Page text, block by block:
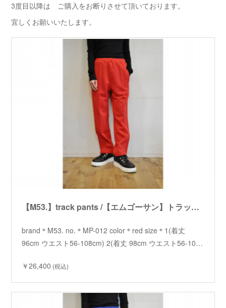
3度目以降は ご購入をお断りさせて頂いております。
宜しくお願いいたします。
【M53.】track pants /【エムゴーサン】トラックパンツ
brand＊M53. no.＊MP-012 color＊red size＊1(着丈
96cm ウエスト56-108cm) 2(着丈 98cm ウエスト56-10…
￥26,400 (税込)